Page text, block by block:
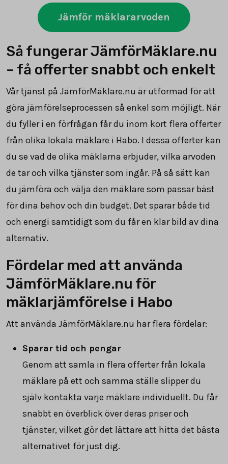
Jämför mäklararvoden
Så fungerar JämförMäklare.nu
– få offerter snabbt och enkelt
Vår tjänst på JämförMäklare.nu är utformad för att
göra jämförelseprocessen så enkel som möjligt. När
du fyller i en förfrågan får du inom kort flera offerter
från olika lokala mäklare i Habo. I dessa offerter kan
du se vad de olika mäklarna erbjuder, vilka arvoden
de tar och vilka tjänster som ingår. På så sätt kan
du jämföra och välja den mäklare som passar bäst
för dina behov och din budget. Det sparar både tid
och energi samtidigt som du får en klar bild av dina
alternativ.
Fördelar med att använda
JämförMäklare.nu för
mäklarjämförelse i Habo
Att använda JämförMäklare.nu har flera fördelar:
Sparar tid och pengar
Genom att samla in flera offerter från lokala
mäklare på ett och samma ställe slipper du
själv kontakta varje mäklare individuellt. Du får
snabbt en överblick över deras priser och
tjänster, vilket gör det lättare att hitta det bästa
alternativet för just dig.